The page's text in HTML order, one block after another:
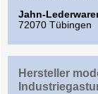
Jahn-
72070 Tübingen
Hersteller